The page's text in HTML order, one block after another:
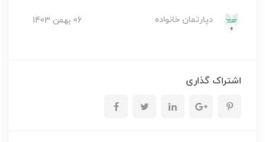
دپارتمان خانواده 06 بهمن 1403
اشتراک گذاری